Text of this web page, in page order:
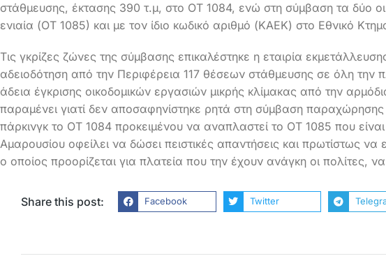
στάθμευσης, έκτασης 390 τ.μ, στο ΟΤ 1084, ενώ στη σύμβαση τα δύο
ενιαία (ΟΤ 1085) και με τον ίδιο κωδικό αριθμό (ΚΑΕΚ) στο Εθνικό
Τις γκρίζες ζώνες της σύμβασης επικαλέστηκε η εταιρία
αδειοδότηση από την Περιφέρεια 117 θέσεων στάθμευσης σε όλη την
άδεια έγκρισης οικοδομικών εργασιών μικρής κλίμακας από την
παραμένει γιατί δεν αποσαφηνίστηκε ρητά στη σύμβαση παραχώρησης
πάρκινγκ το ΟΤ 1084 προκειμένου να αναπλαστεί το ΟΤ 1085 που
Αμαρουσίου οφείλει να δώσει πειστικές απαντήσεις και πρωτίστως να
ο οποίος προορίζεται για πλατεία που την έχουν ανάγκη οι πολίτες, να
Share this post: Facebook Twitter